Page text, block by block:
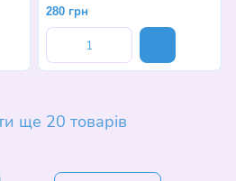
280 грн
ще 20 товарів